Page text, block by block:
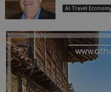
AI Travel